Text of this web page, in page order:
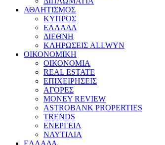
ΑΘΛΗΤΙΣΜΟΣ
ΚΥΠΡΟΣ
ΕΛΛΑΔΑ
ΔΙΕΘΝΗ
ΚΛΗΡΩΣΕΙΣ ALLWYN
ΟΙΚΟΝΟΜΙΚΗ
ΟΙΚΟΝΟΜΙΑ
REAL ESTATE
ΕΠΙΧΕΙΡΗΣΕΙΣ
ΑΓΟΡΕΣ
MONEY REVIEW
ASTROBANK PROPERTIES
TRENDS
ΕΝΕΡΓΕΙΑ
ΝΑΥΤΙΛΙΑ
ΕΛΛΑΔΑ